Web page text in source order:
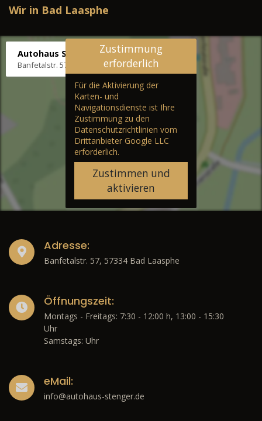
Wir in Bad Laasphe
Autohaus Stenger
Banfetalstr. 57, 57334 Bad Laasphe
Zustimmung
erforderlich
Für die Aktivierung der
Karten- und
Navigationsdienste ist Ihre
Zustimmung zu den
Datenschutzrichtlinien vom
Drittanbieter Google LLC
erforderlich.
Zustimmen und
aktivieren
Adresse:
Banfetalstr. 57, 57334 Bad Laasphe
Öffnungszeit:
Montags - Freitags: 7:30 - 12:00 h, 13:00 - 15:30
Uhr
Samstags: Uhr
eMail:
info@autohaus-stenger.de